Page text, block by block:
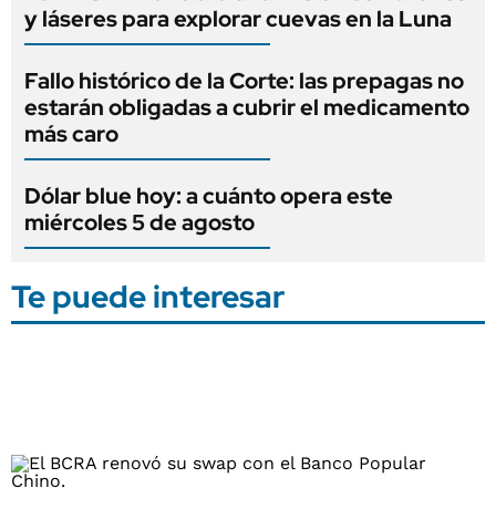
y láseres para explorar cuevas en la Luna
Fallo histórico de la Corte: las prepagas no
estarán obligadas a cubrir el medicamento
más caro
Dólar blue hoy: a cuánto opera este
miércoles 5 de agosto
Te puede interesar